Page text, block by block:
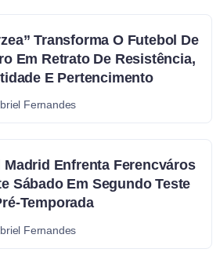
Transforma O Futebol De
Em Retrato De Resistência,
E Pertencimento
Fernandes
Madrid Enfrenta Ferencváros
Sábado Em Segundo Teste
Temporada
Fernandes